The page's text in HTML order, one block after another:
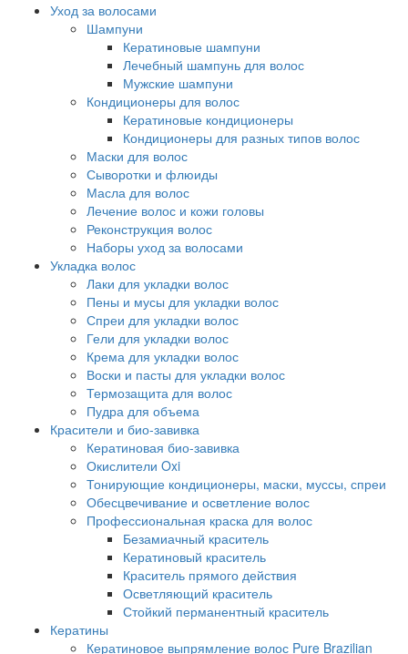
Уход за волосами
Шампуни
Кератиновые шампуни
Лечебный шампунь для волос
Мужские шампуни
Кондиционеры для волос
Кератиновые кондиционеры
Кондиционеры для разных типов волос
Маски для волос
Сыворотки и флюиды
Масла для волос
Лечение волос и кожи головы
Реконструкция волос
Наборы уход за волосами
Укладка волос
Лаки для укладки волос
Пены и мусы для укладки волос
Спреи для укладки волос
Гели для укладки волос
Крема для укладки волос
Воски и пасты для укладки волос
Термозащита для волос
Пудра для объема
Красители и био-завивка
Кератиновая био-завивка
Окислители Oxi
Тонирующие кондиционеры, маски, муссы, спреи
Обесцвечивание и осветление волос
Профессиональная краска для волос
Безамиачный краситель
Кератиновый краситель
Краситель прямого действия
Осветляющий краситель
Стойкий перманентный краситель
Кератины
Кератиновое выпрямление волос Pure Brazilian